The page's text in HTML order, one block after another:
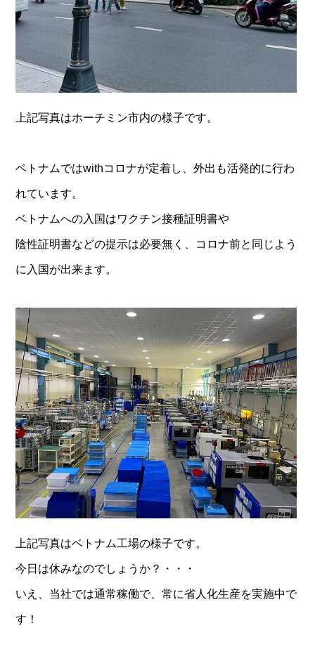
上記写真はホーチミン市内の様子です。
ベトナムではwithコロナが定着し、外出も活発的に行わ
れています。
ベトナムへの入国はワクチン接種証明書や
陰性証明書などの提示は必要無く、コロナ前と同じよう
に入国が出来ます。
上記写真はベトナム工場の様子です。
今日は休みなのでしょうか？・・・
いえ、当社では通常稼働で、常に省人化生産を実施中で
す！